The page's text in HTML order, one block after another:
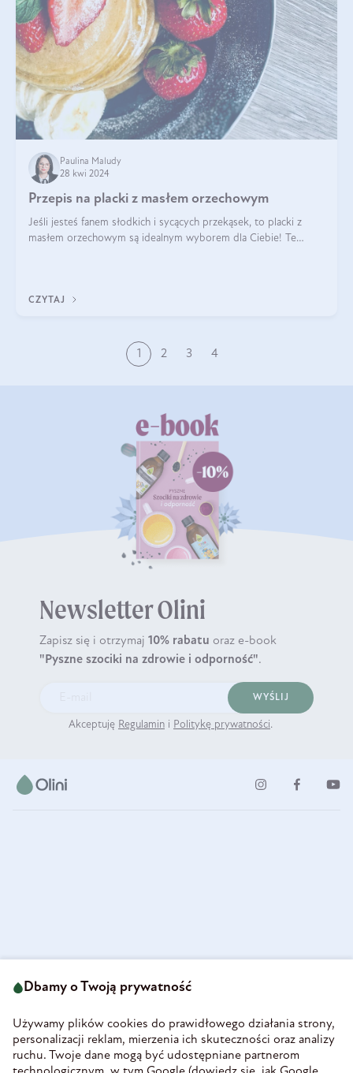
Paulina Maludy
28 kwi 2024
Przepis na placki z masłem orzechowym
Jeśli jesteś fanem słodkich i sycących przekąsek, to placki z
masłem orzechowym są idealnym wyborem dla Ciebie! Te
CZYTAJ
1 2 3 4
Newsletter Olini
Zapisz się i otrzymaj 10% rabatu oraz e-book
"Pyszne szociki na zdrowie i odporność".
WYŚLIJ
Akceptuję Regulamin i Politykę prywatności.
58-160 Świebodzice
REGON 890213034
INFORMACJE
Dbamy o Twoją prywatność
Używamy plików cookies do prawidłowego działania strony,
personalizacji reklam, mierzenia ich skuteczności oraz analizy
ruchu. Twoje dane mogą być udostępniane partnerom